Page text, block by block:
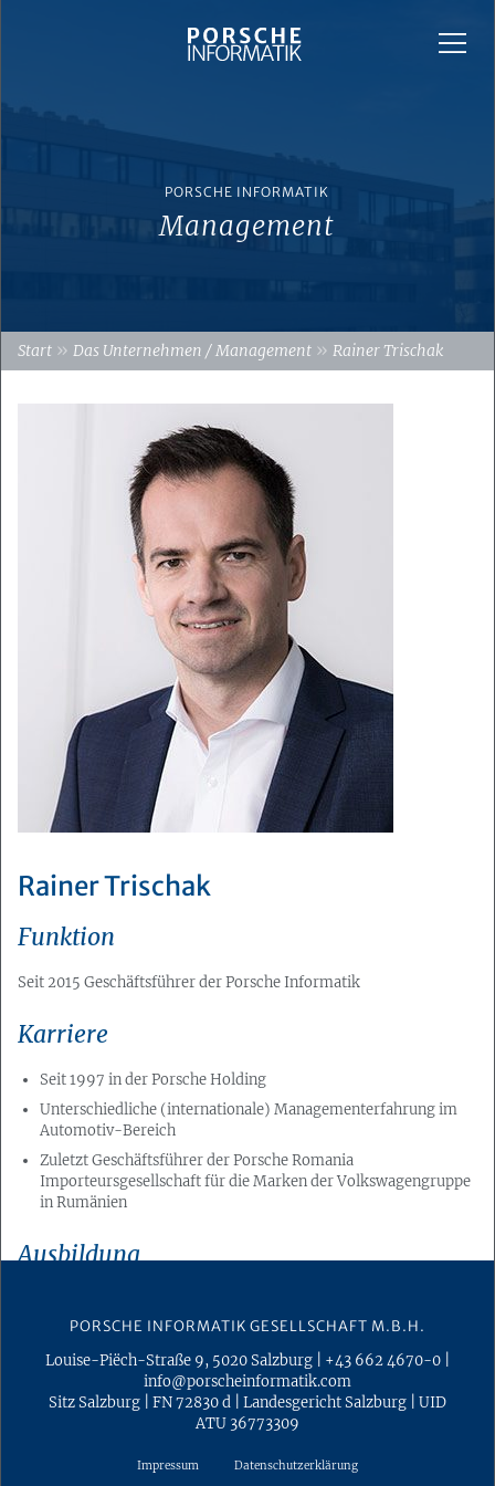
PORSCHE INFORMATIK
Management
Start » Das Unternehmen / Management » Rainer Trischak
Rainer Trischak
Funktion
Seit 2015 Geschäftsführer der Porsche Informatik
Karriere
Seit 1997 in der Porsche Holding
Unterschiedliche (internationale) Managementerfahrung im
Automotiv-Bereich
Zuletzt Geschäftsführer der Porsche Romania
Importeursgesellschaft für die Marken der Volkswagengruppe
in Rumänien
Ausbildung
Was mir wichtig ist
Begeisterte Mitarbeiter und begeisterte Kunden
Offene und wertschätzende Kommunikation
PORSCHE INFORMATIK GESELLSCHAFT M.B.H.
Louise-Piëch-Straße 9, 5020Salzburg +43 662 4670-0
info@porscheinformatik.com
Sitz Salzburg
FN 72830 d Landesgericht Salzburg
UID
ATU 36773309
Impressum Datenschutzerklärung